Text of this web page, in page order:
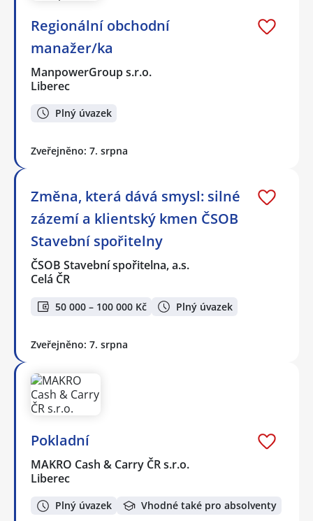
Regionální obchodní
manažer/ka
ManpowerGroup s.r.o.
Liberec
Plný úvazek
Zveřejněno: 7. srpna
Změna, která dává smysl: silné
zázemí a klientský kmen ČSOB
Stavební spořitelny
ČSOB Stavební spořitelna, a.s.
Celá ČR
50 000 – 100 000 Kč Plný úvazek
Zveřejněno: 7. srpna
Pokladní
MAKRO Cash & Carry ČR s.r.o.
Liberec
Plný úvazek Vhodné také pro absolventy